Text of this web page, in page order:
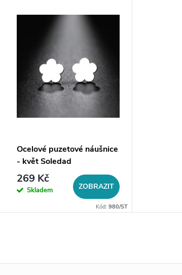
Ocelové puzetové náušnice
- květ Soledad
269 Kč
Skladem ZOBRAZIT
Kód: 980/ST